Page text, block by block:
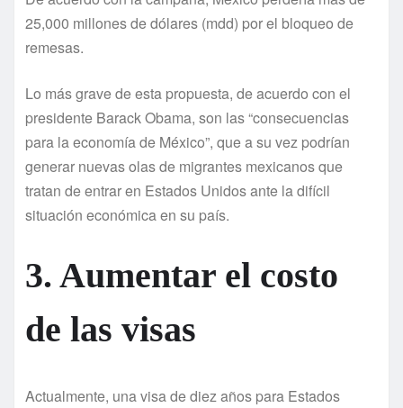
25,000 millones de dólares (mdd) por el bloqueo de
remesas.
Lo más grave de esta propuesta, de acuerdo con el
presidente Barack Obama, son las “consecuencias
para la economí­a de México”, que a su vez podrí­an
generar nuevas olas de migrantes mexicanos que
tratan de entrar en Estados Unidos ante la difí­cil
situación económica en su paí­s.
3. Aumentar el costo
de las visas
Actualmente, una visa de diez años para Estados